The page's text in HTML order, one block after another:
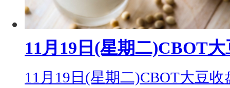
11月19日(星期二)CBOT
11月19日(星期二)CBOT大豆